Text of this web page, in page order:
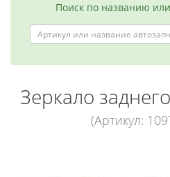
Поиск по названию
Зеркало
(Артикул: